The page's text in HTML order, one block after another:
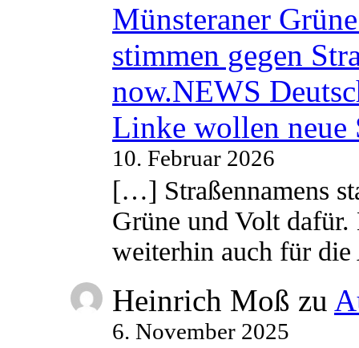
Münsteraner
stimmen gegen
now.NEWS
Linke wollen neue
10. Februar 2026
[…] Straßennamens
Grüne und Volt
weiterhin auch für
Heinrich Moß zu
6. November 2025